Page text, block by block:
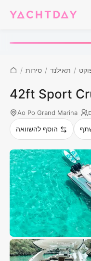
/ סירות / תאילנד /
42ft Sport
Ao Po Grand Marina
הוסף להשוואה